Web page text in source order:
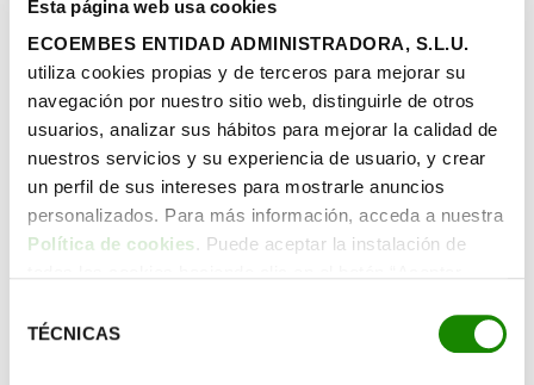
Esta página web usa cookies
ECOEMBES ENTIDAD ADMINISTRADORA, S.L.U.
utiliza cookies propias y de terceros para mejorar su
navegación por nuestro sitio web, distinguirle de otros
usuarios, analizar sus hábitos para mejorar la calidad de
nuestros servicios y su experiencia de usuario, y crear
un perfil de sus intereses para mostrarle anuncios
personalizados. Para más información, acceda a nuestra
Política de cookies. Puede aceptar la instalación de
botón “Configurar cookies”, o rechazar su instalación,
TÉCNICAS
manchas u olores que no se puedan eliminar, agujeros o
desperfectos, será el momento de cambiarlos por otros. Si
es un contenedor privado o comunitario, podrás
gestionarlo de manera sencilla. Si se trata de un
contenedor municipal y detectas que debería cambiarse,
avisa a tu ayuntamiento para que se encargue de la
gestión.
Fuentes:
trucos-dejar-los-contenedores-basura-impecables/
http://www.ecocentury.pe/blog/contenedor-de-